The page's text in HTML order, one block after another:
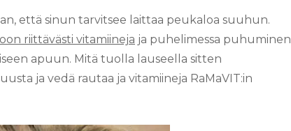
että sinun tarvitsee laittaa peukaloa suuhun.
riittävästi vitamiineja ja puhelimessa puhuminen
apuun. Mitä tuolla lauseella sitten
ja vedä rautaa ja vitamiineja RaMaVIT:in